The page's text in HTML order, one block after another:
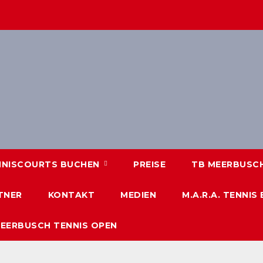
BUCHEN PREISE TB
KONTAKT MEDIEN M.A.R.A. TENNIS
TENNIS OPEN